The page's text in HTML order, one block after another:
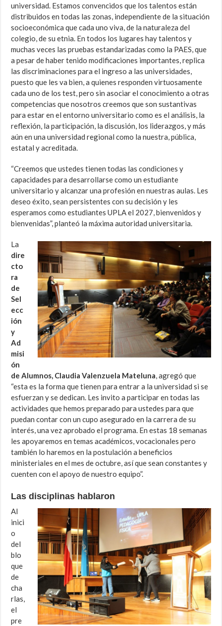
universidad. Estamos convencidos que los talentos están
distribuidos en todas las zonas, independiente de la situación
socioeconómica que cada uno viva, de la naturaleza del
colegio, de su etnia. En todos los lugares hay talentos y
muchas veces las pruebas estandarizadas como la PAES, que
a pesar de haber tenido modificaciones importantes, replica
las discriminaciones para el ingreso a las universidades,
puesto que les va bien, a quienes responden virtuosamente
cada uno de los test, pero sin asociar el conocimiento a otras
competencias que nosotros creemos que son sustantivas
para estar en el entorno universitario como es el análisis, la
reflexión, la participación, la discusión, los liderazgos, y más
aún en una universidad regional como la nuestra, pública,
estatal y acreditada.
“Creemos que ustedes tienen todas las condiciones y
capacidades para desarrollarse como un estudiante
universitario y alcanzar una profesión en nuestras aulas. Les
deseo éxito, sean persistentes con su decisión y les
esperamos como estudiantes UPLA el 2027, bienvenidos y
bienvenidas”, planteó la máxima autoridad universitaria.
La
dire
cto
ra
de
Sel
ecc
ión
y
Ad
misi
ón
de Alumnos, Claudia Valenzuela Mateluna, agregó que
“esta es la forma que tienen para entrar a la universidad si se
esfuerzan y se dedican. Les invito a participar en todas las
actividades que hemos preparado para ustedes para que
puedan contar con un cupo asegurado en la carrera de su
interés, una vez aprobado el programa. En estas 18 semanas
les apoyaremos en temas académicos, vocacionales pero
también lo haremos en la postulación a beneficios
ministeriales en el mes de octubre, así que sean constantes y
cuenten con el apoyo de nuestro equipo”.
Las disciplinas hablaron
Al
inici
o
del
blo
que
de
cha
rlas,
el
pre